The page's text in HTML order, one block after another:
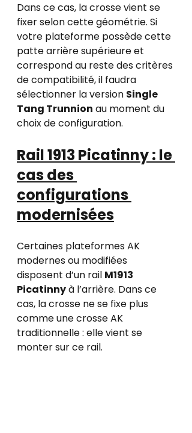
Dans ce cas, la crosse vient se
fixer selon cette géométrie. Si
votre plateforme possède cette
patte arrière supérieure et
correspond au reste des critères
de compatibilité, il faudra
sélectionner la version Single
Tang Trunnion au moment du
choix de configuration.
Rail 1913 Picatinny : le
cas des
configurations
modernisées
Certaines plateformes AK
modernes ou modifiées
disposent d’un rail M1913
Picatinny à l’arrière. Dans ce
cas, la crosse ne se fixe plus
comme une crosse AK
traditionnelle : elle vient se
monter sur ce rail.